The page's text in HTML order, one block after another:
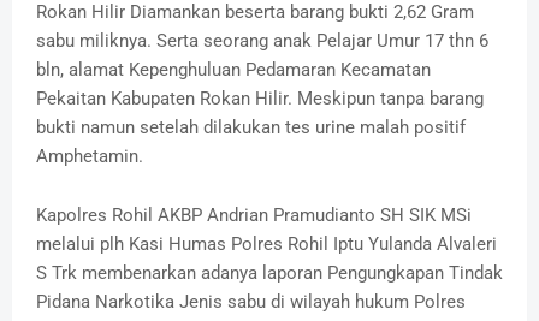
Rokan Hilir Diamankan beserta barang bukti 2,62 Gram
sabu miliknya. Serta seorang anak Pelajar Umur 17 thn 6
bln, alamat Kepenghuluan Pedamaran Kecamatan
Pekaitan Kabupaten Rokan Hilir. Meskipun tanpa barang
bukti namun setelah dilakukan tes urine malah positif
Amphetamin.
Kapolres Rohil AKBP Andrian Pramudianto SH SIK MSi
melalui plh Kasi Humas Polres Rohil Iptu Yulanda Alvaleri
S Trk membenarkan adanya laporan Pengungkapan Tindak
Pidana Narkotika Jenis sabu di wilayah hukum Polres